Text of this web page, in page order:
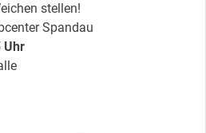
stellen!
Spandau
Uhr